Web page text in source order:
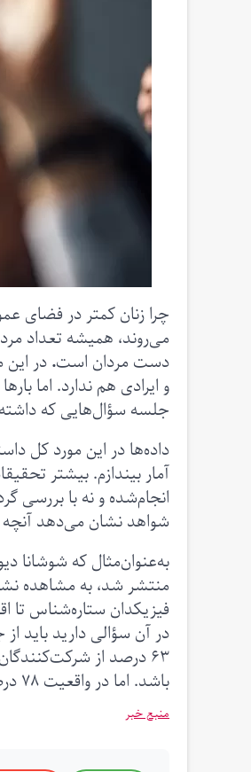
چرا زنان کمتر در فضای
می‌روند، همیشه تعداد
دست مردان است.در
و ایرادی هم ندارد. اما
جلسه سؤال‌هایی که
داده‌ها در این مورد کل
آمار بیندازم. بیشتر
انجام‌شده و نه با بررسی
شواهد نشان می‌دهد
منتشر شد، به مشاهده
فیزیکدان ستاره‌شناس
در آن سؤالی دارید باید
باشد. اما در واقعیت ۷۸ درصد مردان سؤال‌های خود را پرسیدند.
منبع خبر